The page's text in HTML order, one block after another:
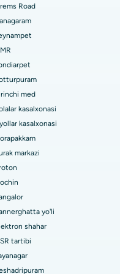
eng yaxshi shifoxona
kasalxona
yaxshi yurak markazi
Haydarobod
yaxshi shifoxona
yaxshi shifoxona
Karur
shifoxona
Laknau
shifoxona
Road
med
kasalxonasi
kasalxonasi
markazi
yo'li
shahar
tartibi